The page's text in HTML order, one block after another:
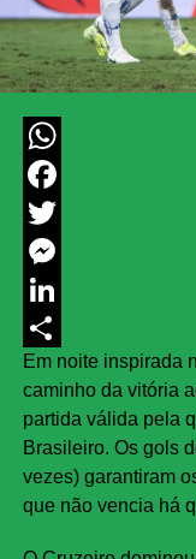
WhatsApp
Facebook
Twitter
Messenger
LinkedIn
Share
Em noite inspirada
caminho da vitória
partida válida pela
Brasileiro. Os gols
vezes) garantiram
que não vencia há